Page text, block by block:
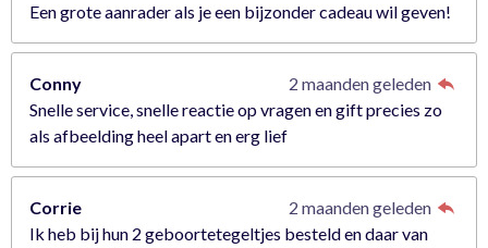
Een grote aanrader als je een bijzonder cadeau wil geven!
Conny
2 maanden geleden
Snelle service, snelle reactie op vragen en gift precies zo
als afbeelding heel apart en erg lief
Corrie
2 maanden geleden
Ik heb bij hun 2 geboortetegeltjes besteld en daar van